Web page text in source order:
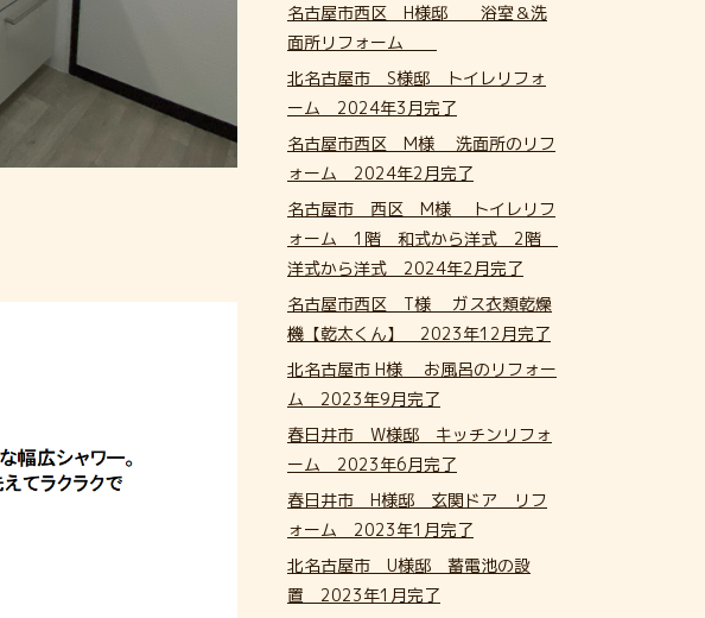
名古屋市西区 H様邸 浴室＆洗
面所リフォーム
北名古屋市 S様邸 トイレリフォ
ーム 2024年3月完了
名古屋市西区 M様 洗面所のリフ
ォーム 2024年2月完了
名古屋市 西区 M様 トイレリフ
ォーム 1階 和式から洋式 2階
洋式から洋式 2024年2月完了
名古屋市西区 T様 ガス衣類乾燥
機【乾太くん】 2023年12月完了
北名古屋市 H様 お風呂のリフォー
ム 2023年9月完了
春日井市 W様邸 キッチンリフォ
ーム 2023年6月完了
春日井市 H様邸 玄関ドア リフ
ォーム 2023年1月完了
北名古屋市 U様邸 蓄電池の設
置 2023年1月完了